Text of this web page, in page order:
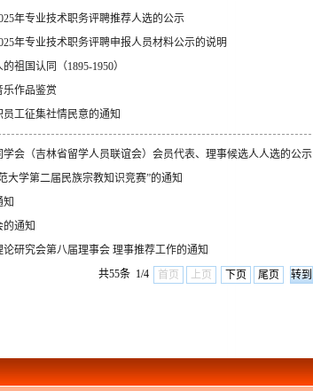
年专业技术职务评聘推荐人选的公示
年专业技术职务评聘申报人员材料公示的说明
祖国认同（1895-1950）
乐作品鉴赏
工征集社情民意的通知
会（吉林省留学人员联谊会）会员代表、理事候选人人选的公示
大学第二届民族宗教知识竞赛”的通知
知
通知
研究会第八届理事会 理事推荐工作的通知
共55条 1/4
首页 上页 下页 尾页